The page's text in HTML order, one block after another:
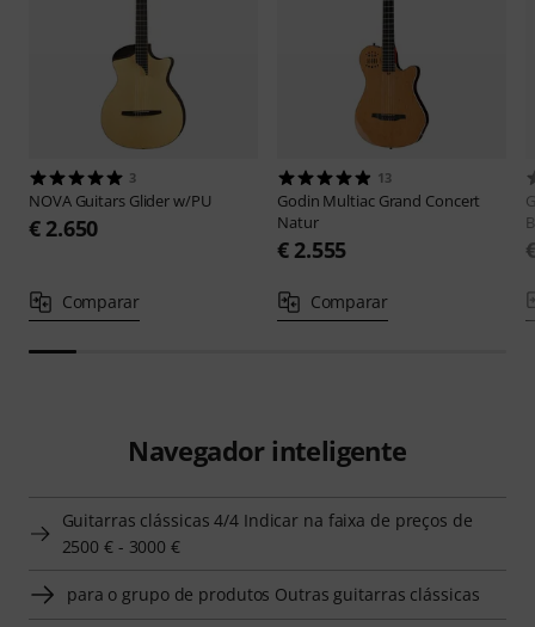
3
NOVA Guitars Glider w/PU
€ 2.650
Comparar
13
Godin Multiac Grand Concert
Natur
€ 2.555
Comparar
Navegador inteligente
Guitarras clássicas 4/4 Indicar na faixa de preços de
2500 € - 3000 €
para o grupo de produtos Outras guitarras clássicas